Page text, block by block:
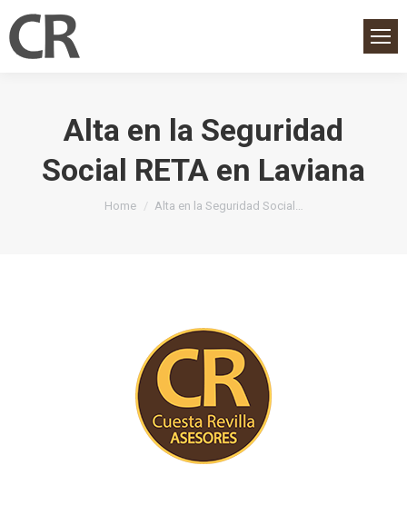
Alta en la Seguridad
Social RETA en Laviana
You are here:
Home Alta en la Seguridad Social…